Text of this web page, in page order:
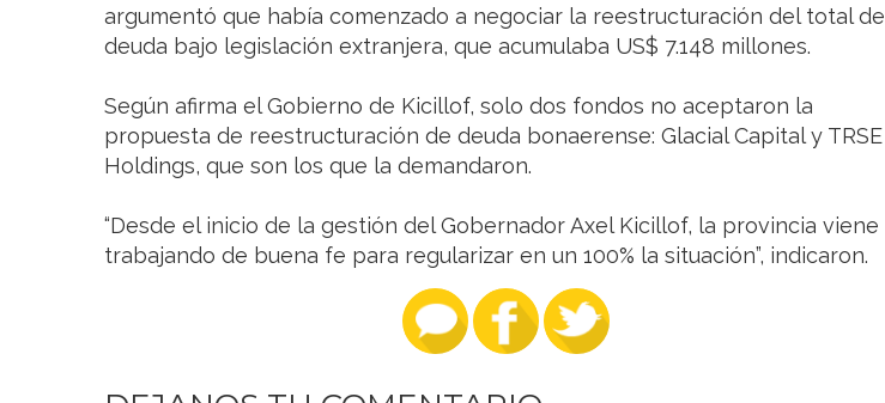
argumentó que había comenzado a negociar la reestructuración del total de
deuda bajo legislación extranjera, que acumulaba US$ 7.148 millones.
Según afirma el Gobierno de Kicillof, solo dos fondos no aceptaron la
propuesta de reestructuración de deuda bonaerense: Glacial Capital y TRSE
Holdings, que son los que la demandaron.
“Desde el inicio de la gestión del Gobernador Axel Kicillof, la provincia viene
trabajando de buena fe para regularizar en un 100% la situación”, indicaron.